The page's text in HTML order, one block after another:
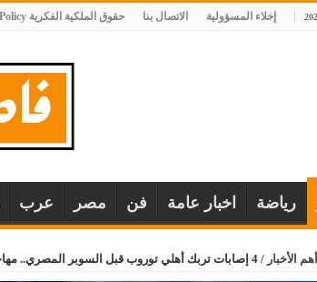
إخلاء المسؤولية الاتصال بنا حقوق الملكية الفكرية DMCA Policy
رياضة اخبار عامة فن مصر عرب
أهم الأخبار / 4 إصابات تربك أهلي توروب قبل السوبر المصري.. مهاجم وحيد